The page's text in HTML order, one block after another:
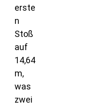
erste
n
Stoß
auf
14,64
m,
was
zwei